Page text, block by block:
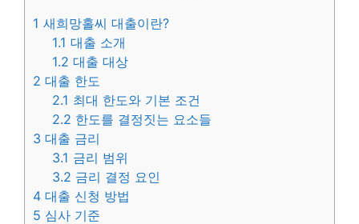
1 새희망홀씨 대출이란?
1.1 대출 소개
1.2 대출 대상
2 대출 한도
2.1 최대 한도와 기본 조건
2.2 한도를 결정짓는 요소들
3 대출 금리
3.1 금리 범위
3.2 금리 결정 요인
4 대출 신청 방법
5 심사 기준